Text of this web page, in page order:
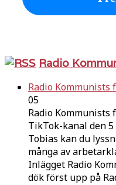
Radio
Radio
05
Radio Kommunists
TikTok-kanal den
Tobias kan du
många av
Inlägget Radio
dök först upp på